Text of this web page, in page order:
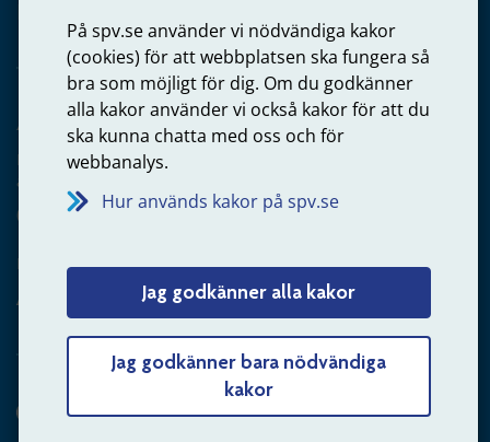
På spv.se använder vi nödvändiga kakor
(cookies) för att webbplatsen ska fungera så
bra som möjligt för dig. Om du godkänner
alla kakor använder vi också kakor för att du
ska kunna chatta med oss och för
webbanalys.
Hur används kakor på spv.se
Jag godkänner alla kakor
Jag godkänner bara nödvändiga
kakor
Arbetsgivare
Frågor om administration av tjänstepension från statlig
anställning
060-18 75 03
Kontakta oss
Arbetsgivare – skicka mejl till oss
Hitta svaret på din fråga